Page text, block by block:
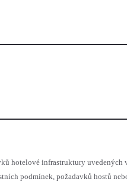
hotelové infrastruktury uvedených
podmínek, požadavků hostů